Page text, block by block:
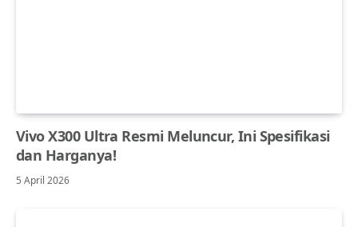
Vivo X300 Ultra Resmi Meluncur, Ini Spesifikasi
dan Harganya!
5 April 2026